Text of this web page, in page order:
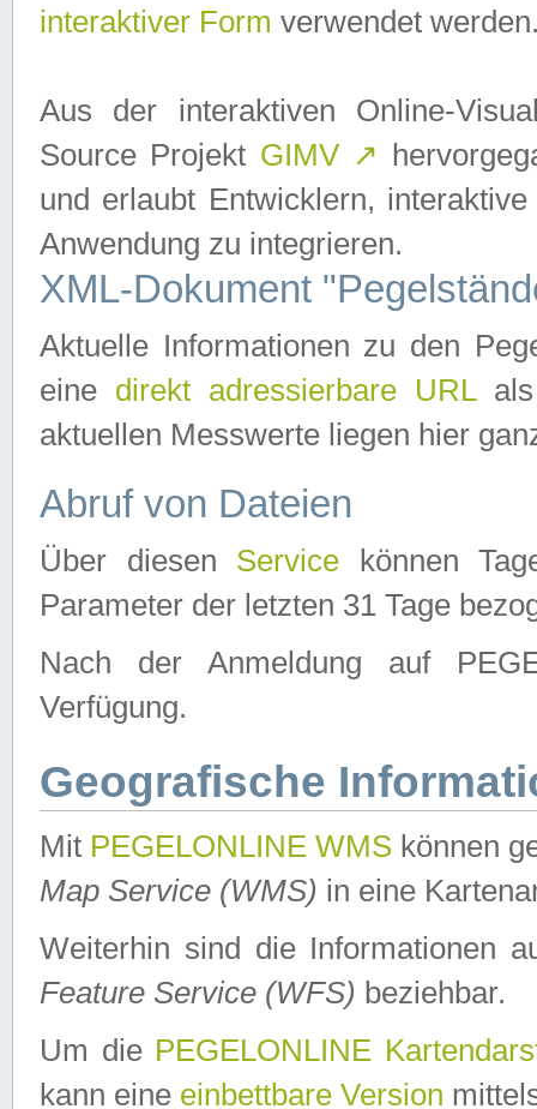
interaktiver Form verwendet
Aus der interaktiven Online-
Source Projekt GIMV ↗
und erlaubt Entwicklern,
Anwendung zu integrieren.
XML-Dokument
Aktuelle Informationen zu den
eine direkt adressierbare URLals
aktuellen Messwerte liegen hier
Abruf von Dateien
Über diesen Service können
Parameter der letzten 31 Tage
Nach der Anmeldung auf
Verfügung.
Geografische
Mit PEGELONLINE WMS können
Map Service (WMS) in eine
Weiterhin sind die Informationen
Feature Service (WFS) beziehbar.
Um die PEGELONLINE
kann eine einbettbare Version